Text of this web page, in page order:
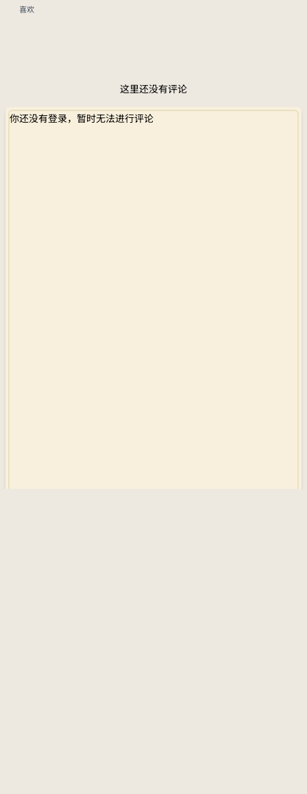
喜欢
这里还没有评论
你还没有登录，暂时无法进行评论